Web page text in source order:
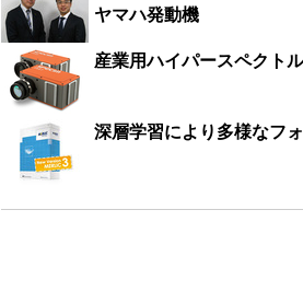
ヤマハ発動機
産業用ハイパースペクト
深層学習により多様なフ